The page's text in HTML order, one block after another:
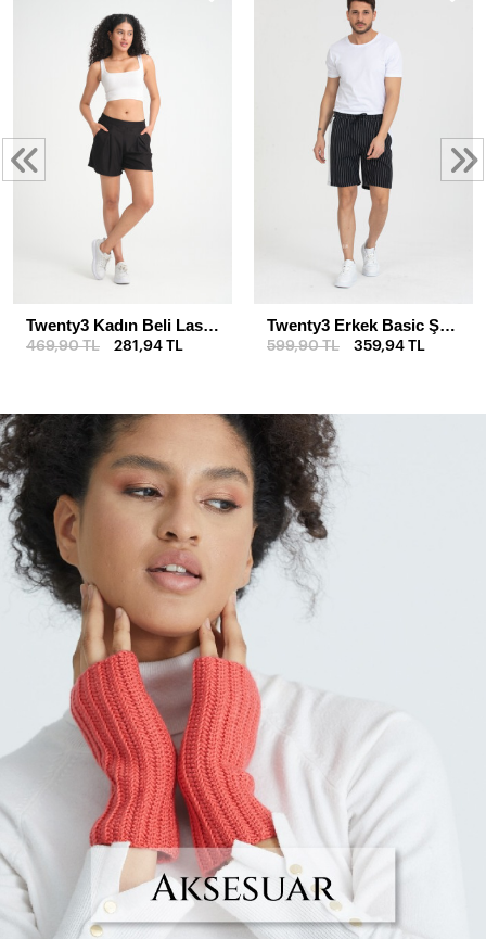
Twenty3 Kadın Beli Lastikli Cepli Pileli Kısa Rahat Kesim Krep Şort
469,90 TL 281,94 TL
Twenty3 Erkek Basic Şerit Detaylı Çizgili Şort
599,90 TL 359,94 TL